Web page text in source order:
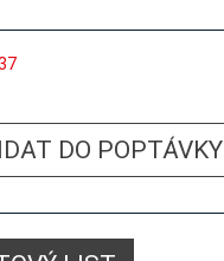
DO POPTÁVKY